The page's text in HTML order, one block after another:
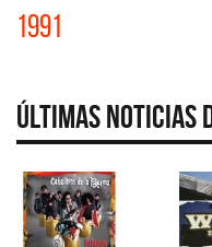
1991
Últimas Noticias